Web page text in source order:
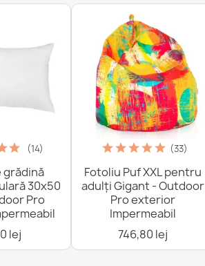
(14)
grădină
30x50
Pro
lej
(33)
Fotoliu Puf XXL pentru
adulți Gigant - Outdoor
Pro exterior
Impermeabil
746,80 lej